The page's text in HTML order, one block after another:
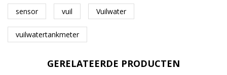
sensor vuil Vuilwater
vuilwatertankmeter
GERELATEERDE PRODUCTEN